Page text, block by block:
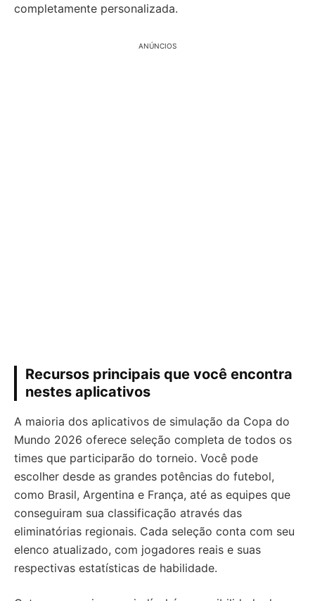
completamente personalizada.
ANÚNCIOS
Recursos principais que você encontra
nestes aplicativos
A maioria dos aplicativos de simulação da Copa do
Mundo 2026 oferece seleção completa de todos os
times que participarão do torneio. Você pode
escolher desde as grandes potências do futebol,
como Brasil, Argentina e França, até as equipes que
conseguiram sua classificação através das
eliminatórias regionais. Cada seleção conta com seu
elenco atualizado, com jogadores reais e suas
respectivas estatísticas de habilidade.